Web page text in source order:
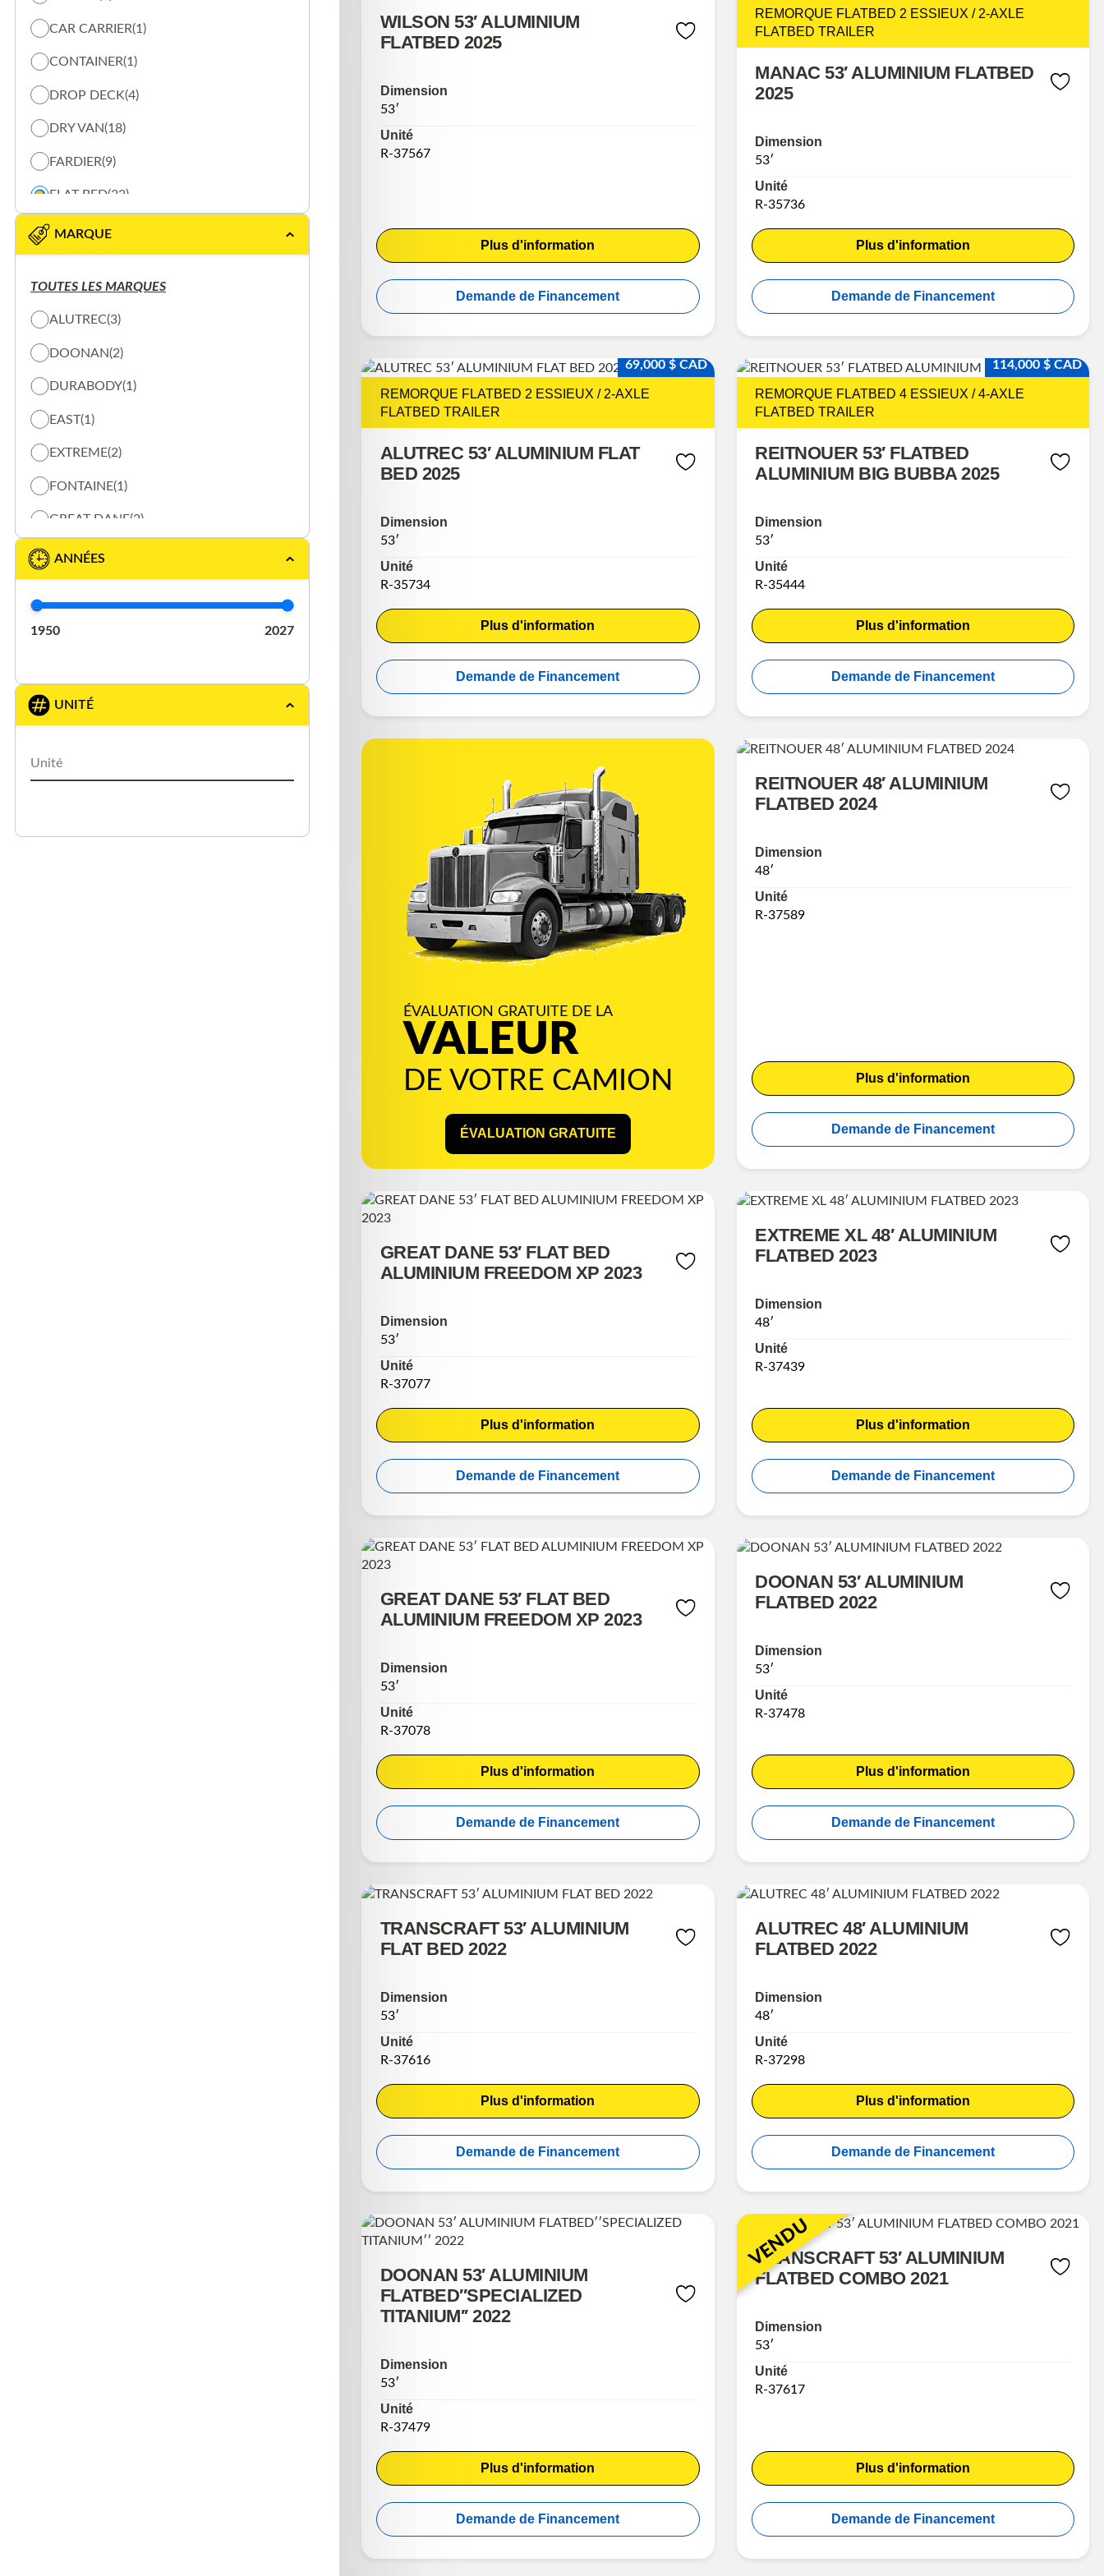
CAR CARRIER(1)
CONTAINER(1)
DROP DECK(4)
DRY VAN(18)
FARDIER(9)
FLAT BED(23)
LOG TRAILER
REMORQUE CHAUFFANTE
REMORQUE DOMPEUR
ROLL OFF(1)
ROLLING TARP
SPECIALISÉ
STORAGE(2)
MARQUE
TOUTES LES MARQUES
ALUTREC(3)
DOONAN(2)
DURABODY(1)
EAST(1)
EXTREME(2)
FONTAINE(1)
GREAT DANE(2)
LODE KING
WILSON(1)
ANNÉES
1950 2027
UNITÉ
WILSON 53′ ALUMINIUM
FLATBED 2025
Dimension
53′
Unité
R-37567
Plus d'information
Demande de Financement
REMORQUE FLATBED 2 ESSIEUX / 2-AXLE
FLATBED TRAILER
MANAC 53′ ALUMINIUM FLATBED
2025
Dimension
53′
Unité
R-35736
Plus d'information
Demande de Financement
69,000 $ CAD
REMORQUE FLATBED 2 ESSIEUX / 2-AXLE
FLATBED TRAILER
ALUTREC 53′ ALUMINIUM FLAT
BED 2025
Dimension
53′
Unité
R-35734
Plus d'information
Demande de Financement
114,000 $ CAD
REMORQUE FLATBED 4 ESSIEUX / 4-AXLE
FLATBED TRAILER
REITNOUER 53′ FLATBED
ALUMINIUM BIG BUBBA 2025
Dimension
53′
Unité
R-35444
Plus d'information
Demande de Financement
ÉVALUATION GRATUITE DE LA
VALEUR
DE VOTRE CAMION
ÉVALUATION GRATUITE
REITNOUER 48′ ALUMINIUM
FLATBED 2024
Dimension
48′
Unité
R-37589
Plus d'information
Demande de Financement
GREAT DANE 53′ FLAT BED
ALUMINIUM FREEDOM XP 2023
Dimension
53′
Unité
R-37077
Plus d'information
Demande de Financement
EXTREME XL 48′ ALUMINIUM
FLATBED 2023
Dimension
48′
Unité
R-37439
Plus d'information
Demande de Financement
GREAT DANE 53′ FLAT BED
ALUMINIUM FREEDOM XP 2023
Dimension
53′
Unité
R-37078
Plus d'information
Demande de Financement
DOONAN 53′ ALUMINIUM
FLATBED 2022
Dimension
53′
Unité
R-37478
Plus d'information
Demande de Financement
TRANSCRAFT 53′ ALUMINIUM
FLAT BED 2022
Dimension
53′
Unité
R-37616
Plus d'information
Demande de Financement
ALUTREC 48′ ALUMINIUM
FLATBED 2022
Dimension
48′
Unité
R-37298
Plus d'information
Demande de Financement
DOONAN 53′ ALUMINIUM
FLATBED′′SPECIALIZED
TITANIUM′′ 2022
Dimension
53′
Unité
R-37479
Plus d'information
Demande de Financement
VENDU
TRANSCRAFT 53′ ALUMINIUM
FLATBED COMBO 2021
Dimension
53′
Unité
R-37617
Plus d'information
Demande de Financement